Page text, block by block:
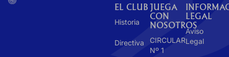
EL CLUB
Historia
Directiva
JUEGA
CON
NOSOTROS
CIRCULAR
Nº 1
LEGAL
Aviso
Legal